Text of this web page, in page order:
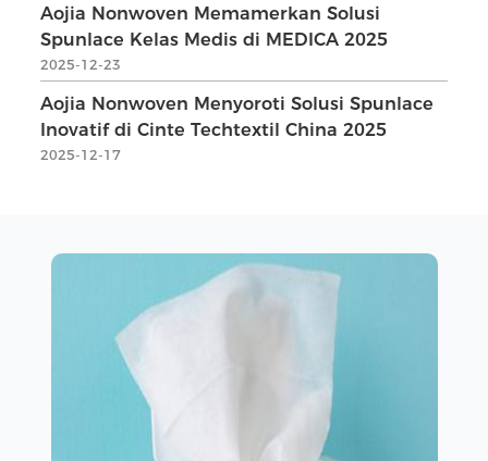
Aojia Nonwoven Memamerkan Solusi
Spunlace Kelas Medis di MEDICA 2025
2025-12-23
Aojia Nonwoven Menyoroti Solusi Spunlace
Inovatif di Cinte Techtextil China 2025
2025-12-17